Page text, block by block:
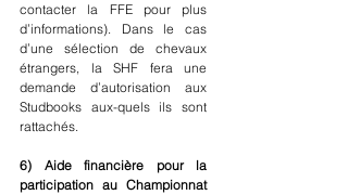
contacter la FFE pour plus
d’informations). Dans le cas
d’une sélection de chevaux
étrangers, la SHF fera une
demande d’autorisation aux
Studbooks aux-quels ils sont
rattachés.
6) Aide financière pour la
participation au Championnat